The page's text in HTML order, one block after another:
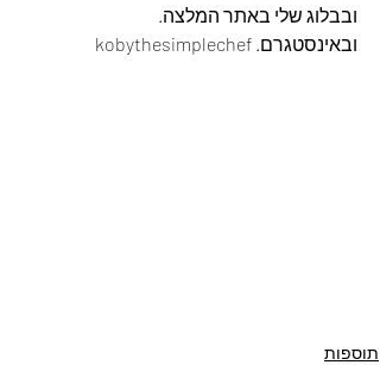
ובבלוג שלי באתר המלצה.
ובאינסטגרם. kobythesimplechef
תוספות